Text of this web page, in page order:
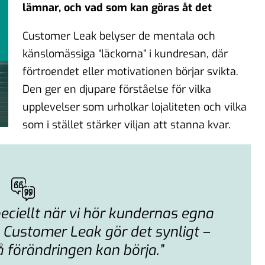
lämnar, och vad som kan göras åt det
Customer Leak belyser de mentala och
känslomässiga “läckorna” i kundresan, där
förtroendet eller motivationen börjar svikta.
Den ger en djupare förståelse för vilka
upplevelser som urholkar lojaliteten och vilka
som i stället stärker viljan att stanna kvar.
när vi hör kundernas egna
Leak gör det synligt –
kan börja.”